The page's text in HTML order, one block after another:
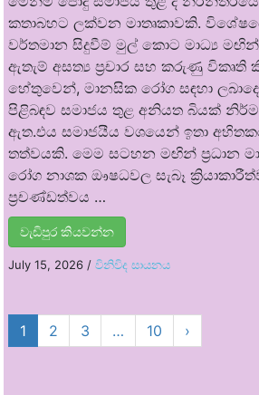
කතාබහට ලක්වන මාතෘකාවකි.
වර්තමාන සිදුවීම් මුල් කොට මාධ්‍ය
ඇතැම් අසත්‍ය ප්‍රචාර සහ කරුණු විකෘති
හේතුවෙන්, මානසික රෝග සඳහා
පිළිබඳව සමාජය තුළ අනියත බියක්
ඇත.එය සමාජයීය වශයෙන් ඉතා
තත්වයකි. මෙම සටහන මඟින් ප්‍රධාන
රෝග නාශක ඖෂධවල සැබෑ
ප්‍රචණ්ඩත්වය …
වැඩිපුර කියවන්න
July 15, 2026 / විනිවිද සායනය
1 2 3 … 10 ›